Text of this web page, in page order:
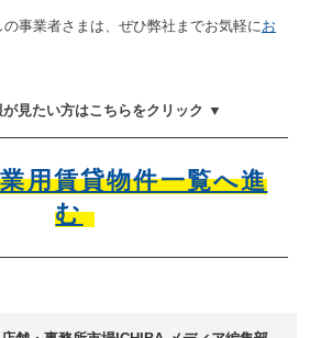
事業者さまは、ぜひ弊社までお気軽に お
見たい方はこちらをクリック ▼
用賃貸物件一覧へ進
む